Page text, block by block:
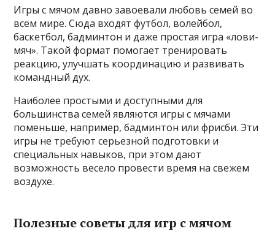
Игры с мячом давно завоевали любовь семей во
всем мире. Сюда входят футбол, волейбол,
баскетбол, бадминтон и даже простая игра «лови-
мяч». Такой формат помогает тренировать
реакцию, улучшать координацию и развивать
командный дух.
Наиболее простыми и доступными для
большинства семей являются игры с мячами
поменьше, например, бадминтон или фрисби. Эти
игры не требуют серьезной подготовки и
специальных навыков, при этом дают
возможность весело провести время на свежем
воздухе.
Полезные советы для игр с мячом